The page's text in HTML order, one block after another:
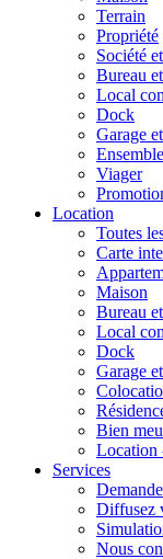
Terrain
Propriété
Société
Bureau
Local
Dock
Garage
Viager
Location
Toutes
Carte
Maison
Bureau
Local
Dock
Garage
Bien
Location
Services
Diffusez
Nous